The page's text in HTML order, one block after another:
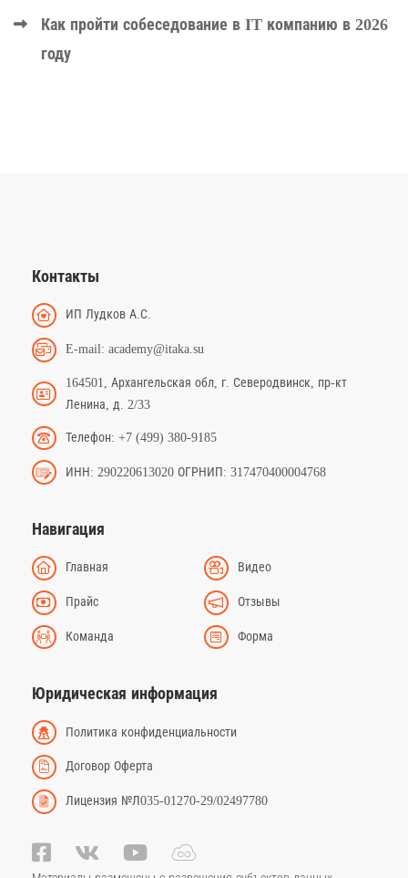
Как пройти собеседование в IT компанию в 2026
году
Контакты
ИП Лудков А.С.
E-mail: academy@itaka.su
164501, Архангельская обл, г. Северодвинск, пр-кт
Ленина, д. 2/33
Телефон: +7 (499) 380-9185
ИНН: 290220613020 ОГРНИП: 317470400004768
Навигация
Главная Видео
Прайс Отзывы
Команда Форма
Юридическая информация
Политика конфиденциальности
Договор Оферта
Лицензия №Л035-01270-29/02497780